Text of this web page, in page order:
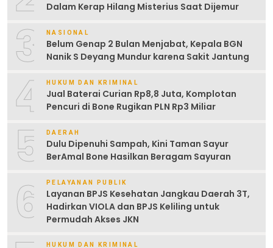
Dalam Kerap Hilang Misterius Saat Dijemur
3 NASIONAL
Belum Genap 2 Bulan Menjabat, Kepala BGN
Nanik S Deyang Mundur karena Sakit Jantung
4 HUKUM DAN KRIMINAL
Jual Baterai Curian Rp8,8 Juta, Komplotan
Pencuri di Bone Rugikan PLN Rp3 Miliar
5 DAERAH
Dulu Dipenuhi Sampah, Kini Taman Sayur
BerAmal Bone Hasilkan Beragam Sayuran
6 PELAYANAN PUBLIK
Layanan BPJS Kesehatan Jangkau Daerah 3T,
Hadirkan VIOLA dan BPJS Keliling untuk
Permudah Akses JKN
HUKUM DAN KRIMINAL